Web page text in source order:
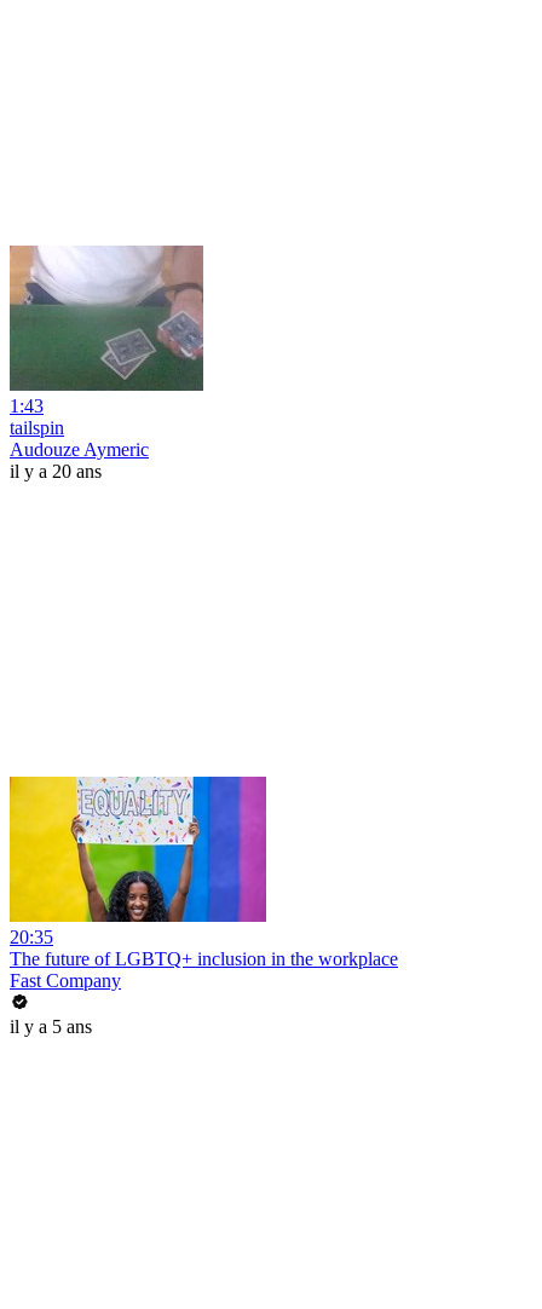
1:43
tailspin
Audouze Aymeric
il y a 20 ans
20:35
The future of LGBTQ+ inclusion in the workplace
Fast Company
il y a 5 ans